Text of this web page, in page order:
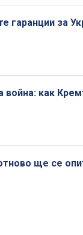
гаранции за
война: как
ще се